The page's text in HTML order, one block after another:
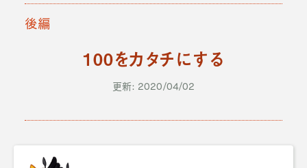
後編
100をカタチにする
更新: 2020/04/02